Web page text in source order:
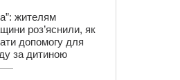
жителям
роз’яснили, як
допомогу для
за дитиною